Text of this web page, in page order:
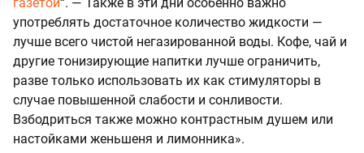
употреблять достаточное количество жидкости —
лучше всего чистой негазированной воды. Кофе, чай и
другие тонизирующие напитки лучше ограничить,
разве только использовать их как стимуляторы в
случае повышенной слабости и сонливости.
Взбодриться также можно контрастным душем или
настойками женьшеня и лимонника».